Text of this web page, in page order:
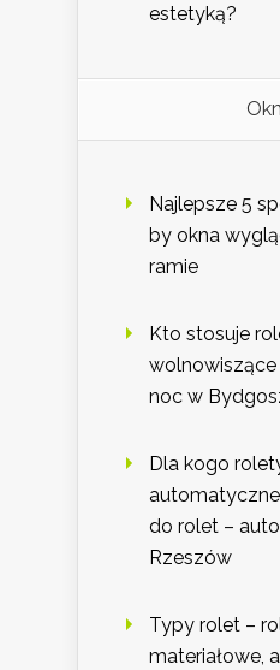
estetyką?
Najlepsze 5
by okna
ramie
Kto stosuje
noc w
Dla kogo
do rolet –
Rzeszów
Typy rolet –
materiałowe,